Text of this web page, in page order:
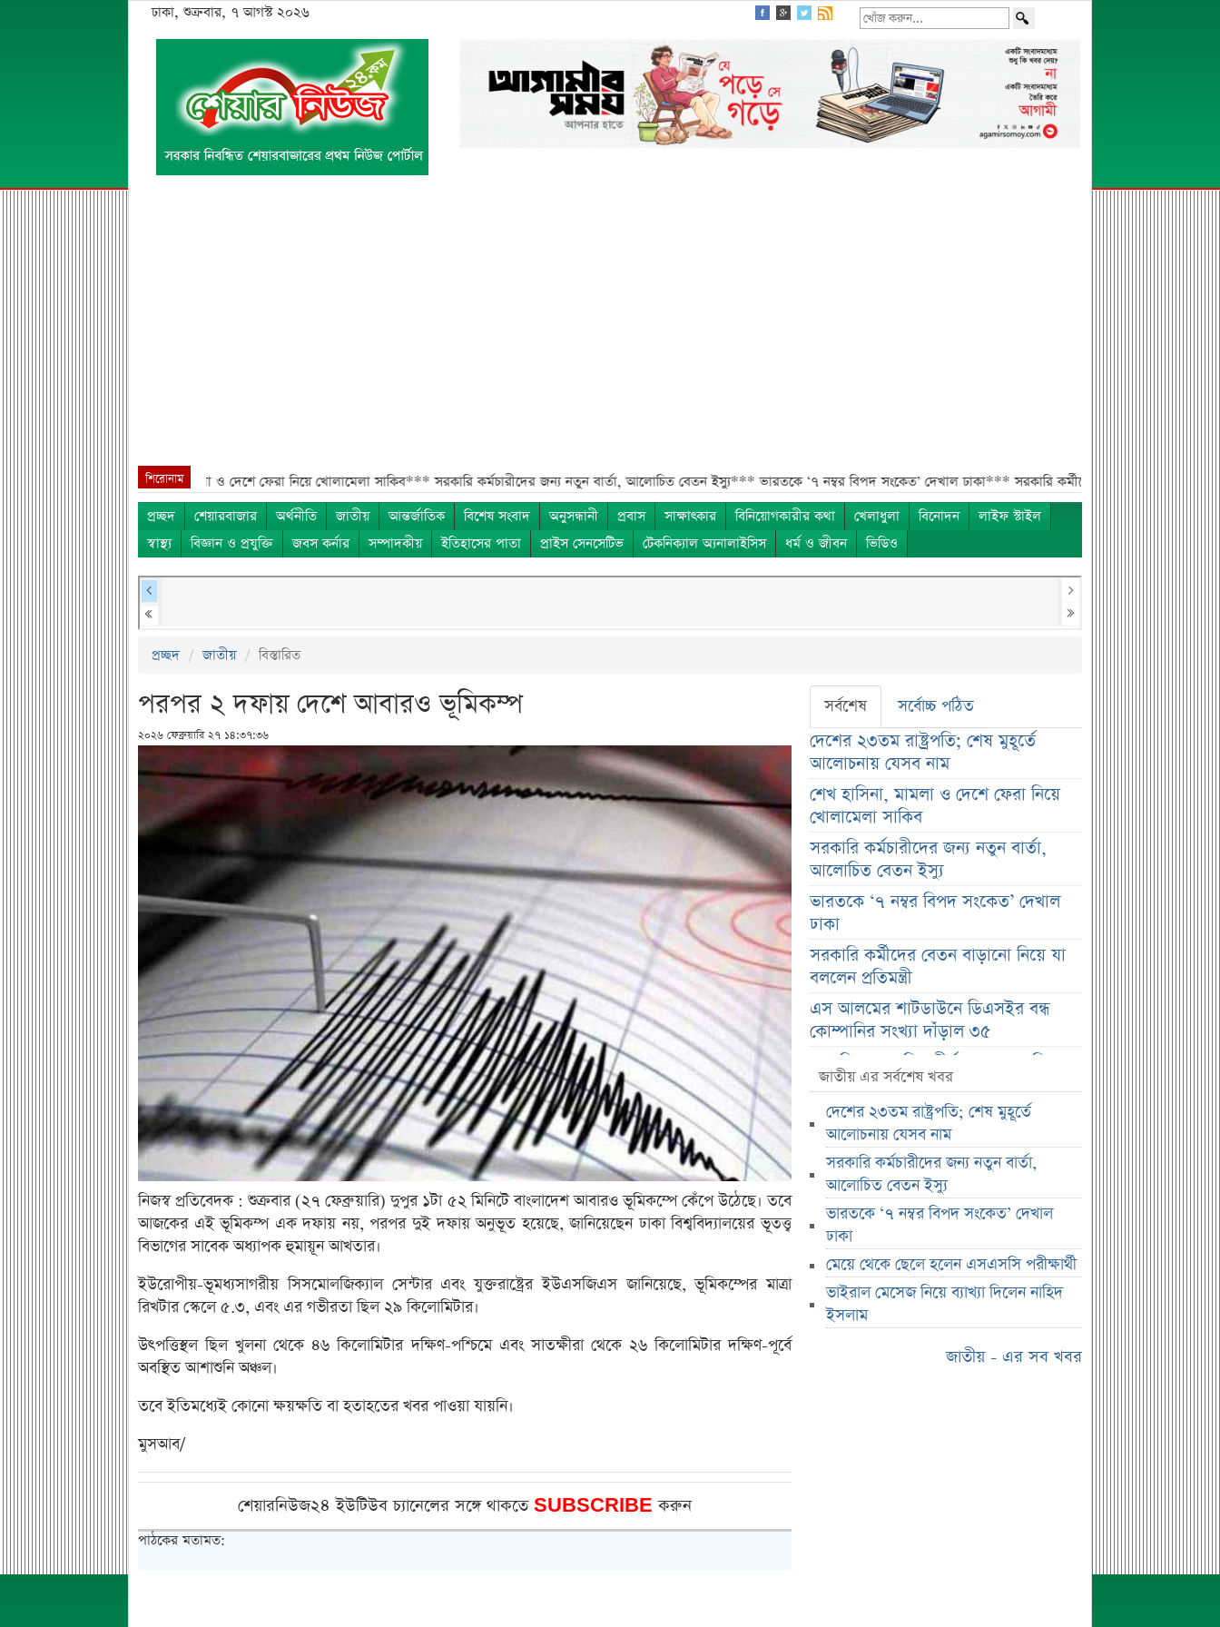
ঢাকা, শুক্রবার, ৭ আগস্ট ২০২৬
শিরোনাম
শেখ হাসিনা, মামলা ও দেশে ফেরা নিয়ে খোলামেলা সাকিব*** সরকারি কর্মচারীদের জন্য নতুন বার্তা, আলোচিত বেতন ইস্যু*** ভারতকে ‘৭ নম্বর বিপদ সংকেত’ দেখাল ঢাকা*** সরকারি কর্মীদের বেতন বাড়ানো নিয়ে যা বললেন
প্রচ্ছদ
শেয়ারবাজার অর্থনীতি জাতীয় আন্তর্জাতিক বিশেষ সংবাদ অনুসন্ধানী প্রবাস সাক্ষাৎকার বিনিয়োগকারীর কথা খেলাধুলা বিনোদন
লাইফ স্টাইল
স্বাস্থ্য
বিজ্ঞান ও প্রযুক্তি জবস কর্নার সম্পাদকীয় ইতিহাসের পাতা প্রাইস সেনসেটিভ টেকনিক্যাল অ্যনালাইসিস ধর্ম ও জীবন ভিডিও
প্রচ্ছদ জাতীয় বিস্তারিত
পরপর ২ দফায় দেশে আবারও ভূমিকম্প
২০২৬ ফেব্রুয়ারি ২৭ ১৪:৩৭:৩৬
নিজস্ব প্রতিবেদক : শুক্রবার (২৭ ফেব্রুয়ারি) দুপুর ১টা ৫২ মিনিটে বাংলাদেশ আবারও ভূমিকম্পে কেঁপে উঠেছে। তবে
আজকের এই ভূমিকম্প এক দফায় নয়, পরপর দুই দফায় অনুভূত হয়েছে, জানিয়েছেন ঢাকা বিশ্ববিদ্যালয়ের ভূতত্ত্ব
বিভাগের সাবেক অধ্যাপক হুমায়ূন আখতার।
ইউরোপীয়-ভূমধ্যসাগরীয় সিসমোলজিক্যাল সেন্টার এবং যুক্তরাষ্ট্রের ইউএসজিএস জানিয়েছে, ভূমিকম্পের মাত্রা
রিখটার স্কেলে ৫.৩, এবং এর গভীরতা ছিল ২৯ কিলোমিটার।
উৎপত্তিস্থল ছিল খুলনা থেকে ৪৬ কিলোমিটার দক্ষিণ-পশ্চিমে এবং সাতক্ষীরা থেকে ২৬ কিলোমিটার দক্ষিণ-পূর্বে
অবস্থিত আশাশুনি অঞ্চল।
তবে ইতিমধ্যেই কোনো ক্ষয়ক্ষতি বা হতাহতের খবর পাওয়া যায়নি।
মুসআব/
শেয়ারনিউজ২৪ ইউটিউব চ্যানেলের সঙ্গে থাকতে SUBSCRIBEকরুন
পাঠকের মতামত:
সর্বশেষ সর্বোচ্চ পঠিত
দেশের ২৩তম রাষ্ট্রপতি; শেষ মুহূর্তে
আলোচনায় যেসব নাম
শেখ হাসিনা, মামলা ও দেশে ফেরা নিয়ে
খোলামেলা সাকিব
সরকারি কর্মচারীদের জন্য নতুন বার্তা,
আলোচিত বেতন ইস্যু
ভারতকে ‘৭ নম্বর বিপদ সংকেত’ দেখাল
ঢাকা
সরকারি কর্মীদের বেতন বাড়ানো নিয়ে যা
বললেন প্রতিমন্ত্রী
এস আলমের শাটডাউনে ডিএসইর বন্ধ
কোম্পানির সংখ্যা দাঁড়াল ৩৫
সাপ্তাহিক দর বৃদ্ধির শীর্ষ ১০ কোম্পানি
সাপ্তাহিক দর পতনের শীর্ষ ১০ কোম্পানি
সাপ্তাহিক লেনদেনের শীর্ষ ১০ কোম্পানি
মেয়ে থেকে ছেলে হলেন এসএসসি
পরীক্ষার্থী
বিয়ের আগেই গর্ভবতী, মেয়েকে নদীতে
ডুবিয়ে হত্যা বাবার
ভাইরাল মেসেজ নিয়ে ব্যাখ্যা দিলেন নাহিদ
ইসলাম
তাপমাত্রা নিয়ে নতুন পূর্বাভাস দিল
সহপাঠীদের ব্যক্তিগত ছবি বিদেশে
জাতীয় এর সর্বশেষ খবর
দেশের ২৩তম রাষ্ট্রপতি; শেষ মুহূর্তে
আলোচনায় যেসব নাম
সরকারি কর্মচারীদের জন্য নতুন বার্তা,
আলোচিত বেতন ইস্যু
ভারতকে ‘৭ নম্বর বিপদ সংকেত’ দেখাল
ঢাকা
মেয়ে থেকে ছেলে হলেন এসএসসি পরীক্ষার্থী
ভাইরাল মেসেজ নিয়ে ব্যাখ্যা দিলেন নাহিদ
ইসলাম
জাতীয় - এর সব খবর